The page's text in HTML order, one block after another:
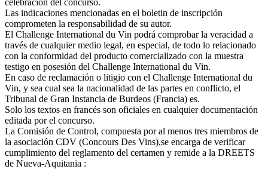
Las indicaciones mencionadas en el boletin de inscripción
comprometen la responsabilidad de su autor.
El Challenge International du Vin podrá comprobar la veracidad a
través de cualquier medio legal, en especial, de todo lo relacionado
con la conformidad del producto comercializado con la muestra
testigo en posesión del Challenge International du Vin.
En caso de reclamación o litigio con el Challenge International du
Vin, y sea cual sea la nacionalidad de las partes en conflicto, el
Tribunal de Gran Instancia de Burdeos (Francia) es.
Solo los textos en francés son oficiales en cualquier documentación
editada por el concurso.
La Comisión de Control, compuesta por al menos tres miembros de
la asociación CDV (Concours Des Vins),se encarga de verificar
cumplimiento del reglamento del certamen y remide a la DREETS
de Nueva-Aquitania :